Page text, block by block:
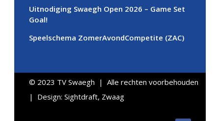
Uitnodiging Swaegh Open 2026 – Game Set
Goal!
Speelschema ZomerAvondCompetite (ZAC)
© 2023 TV Swaegh | Alle rechten voorbehouden
| Design: Sightdraft, Zwaag